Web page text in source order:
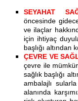
SEYAHAT
öncesinde
ve ilaçlar
için ihtiyaç
başlığı altından
ÇEVRE VE
çevre ile
sağlık başlığı
ambalajlı
alanında